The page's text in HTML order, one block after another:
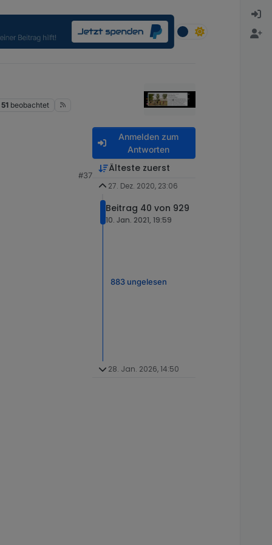
51 beobachtet
#37
Anmelden zum
Antworten
Älteste zuerst
27. Dez. 2020, 23:06
Beitrag 40 von 929
10. Jan. 2021, 19:59
883 ungelesen
28. Jan. 2026, 14:50